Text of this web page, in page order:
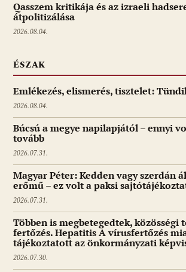
Qasszem kritikája és az izraeli
átpolitizálása
2026.08.04.
ÉSZAK
Emlékezés, elismerés, tisztelet:
2026.08.04.
Búcsú a megye napilapjától – ennyi
tovább
2026.07.31.
Magyar Péter: Kedden vagy szerdán
erőmű – ez volt a paksi
2026.07.31.
Többen is megbetegedtek, közösségi
fertőzés. Hepatitis A vírusfertőzés
tájékoztatott az önkormányzati
2026.07.30.